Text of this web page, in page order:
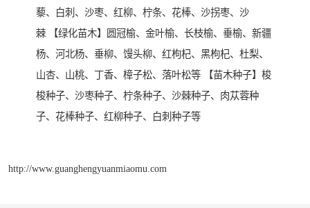
藜、白刺、沙枣、红柳、柠条、花棒、沙拐枣、沙
棘 【绿化苗木】圆冠榆、金叶榆、长枝榆、垂榆、新疆
杨、河北杨、垂柳、馒头柳、红枸杞、黑枸杞、杜梨、
山杏、山桃、丁香、樟子松、落叶松等 【苗木种子】梭
梭种子、沙枣种子、柠条种子、沙棘种子、肉苁蓉种
子、花棒种子、红柳种子、白刺种子等
http://www.guanghengyuanmiaomu.com